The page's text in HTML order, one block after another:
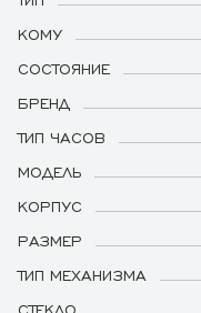
КОМУ
СОСТОЯНИЕ
БРЕНД
ТИП ЧАСОВ
МОДЕЛЬ
КОРПУС
РАЗМЕР
ТИП МЕХАНИЗМА
СТЕКЛО